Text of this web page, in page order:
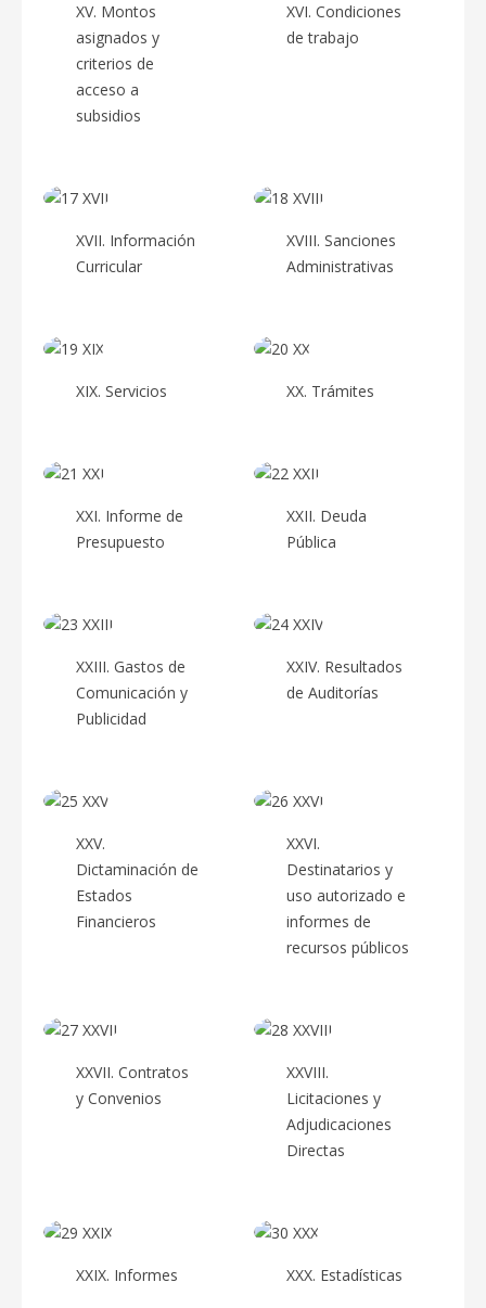
XV. Montos
asignados y
criterios de
acceso a
subsidios
XVI. Condiciones
de trabajo
XVII. Información
Curricular
XVIII. Sanciones
Administrativas
XIX. Servicios XX. Trámites
XXI. Informe de
Presupuesto
XXII. Deuda
Pública
XXIII. Gastos de
Comunicación y
Publicidad
XXIV. Resultados
de Auditorías
XXV.
Dictaminación de
Estados
Financieros
XXVI.
Destinatarios y
uso autorizado e
informes de
recursos públicos
XXVII. Contratos
y Convenios
XXVIII.
Licitaciones y
Adjudicaciones
Directas
XXIX. Informes XXX. Estadísticas